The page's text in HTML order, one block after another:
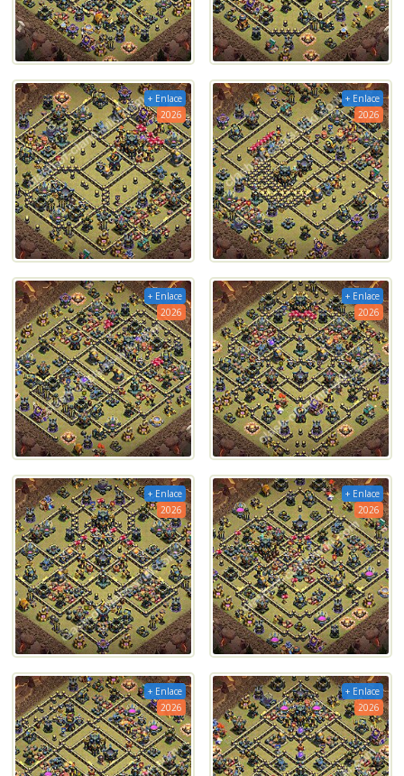
+ Enlace
2026
+ Enlace
2026
+ Enlace
2026
+ Enlace
2026
+ Enlace
2026
+ Enlace
2026
+ Enlace
2026
+ Enlace
2026